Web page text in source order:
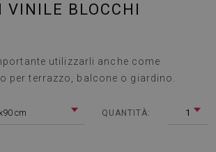
VINILE BLOCCHI
utilizzarli anche come
per terrazzo, balcone o giardino.
cm QUANTITÀ: 1